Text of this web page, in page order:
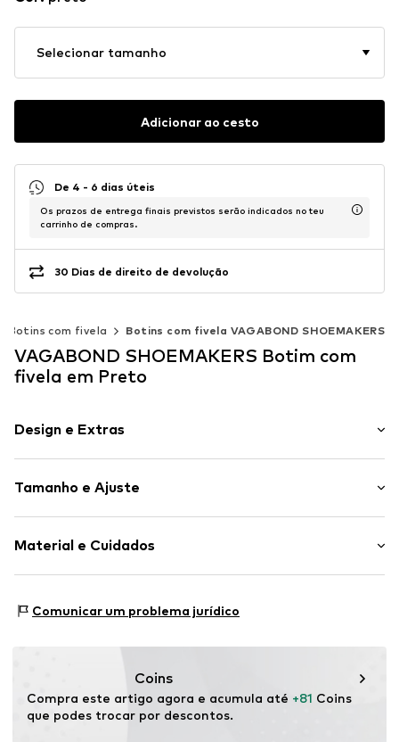
Selecionar tamanho
Adicionar ao cesto
De 4 - 6 dias úteis
Os prazos de entrega finais previstos serão indicados no teu
carrinho de compras.
30 Dias de direito de devolução
Botins com fivela Botins com fivela VAGABOND SHOEMAKERS
VAGABOND SHOEMAKERS Botim com
fivela em Preto
Design e Extras
Couro
Ponta redonda
Couro liso
Artigo n º. VAG0978001000001
Tamanho e Ajuste
Material e Cuidados
Forro e sola interna: Poliéster - PES (reciclado)
Comunicar um problema jurídico
Coins
Compra este artigo agora e acumula até +81 Coins
que podes trocar por descontos.